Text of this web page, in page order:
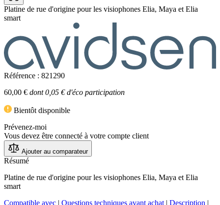
Platine de rue d'origine pour les visiophones Elia, Maya et Elia
smart
Référence : 821290
60,00 € dont 0,05 € d'éco participation
Bientôt disponible
Prévenez-moi
Vous devez être connecté à votre compte client
Ajouter au comparateur
Résumé
Platine de rue d'origine pour les visiophones Elia, Maya et Elia
smart
Compatible avec | Questions techniques avant achat | Description |